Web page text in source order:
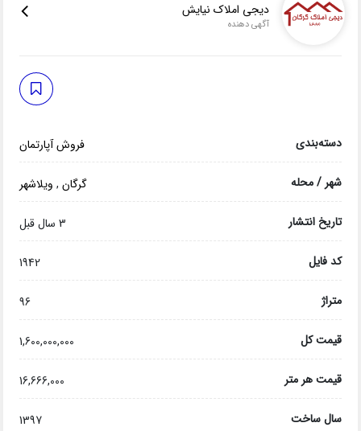
دیجی املاک نیایش
آگهی دهنده
دسته‌بندی فروش آپارتمان
شهر / محله گرگان, ویلاشهر
تاریخ انتشار 3 سال قبل
کد فایل 1942
متراژ 96
قیمت کل 1,600,000,000
قیمت هر متر 16,666,000
سال ساخت 1397